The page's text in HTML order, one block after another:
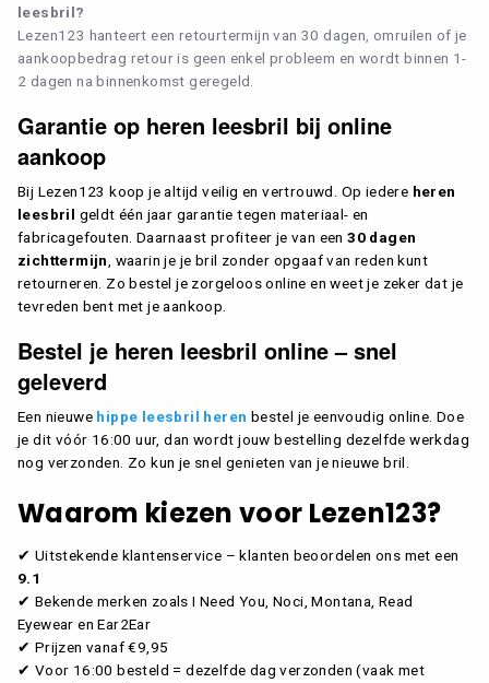
in Lezen123
leesbril?
Lezen123 hanteert een retourtermijn van 30 dagen, omruilen of je
aankoopbedrag retour is geen enkel probleem en wordt binnen 1-
2 dagen na binnenkomst geregeld.
Garantie op heren leesbril bij online
aankoop
Bij Lezen123 koop je altijd veilig en vertrouwd. Op iedere heren
leesbril geldt één jaar garantie tegen materiaal- en
fabricagefouten. Daarnaast profiteer je van een30 dagen
zichttermijn, waarin je je bril zonder opgaaf van reden kunt
retourneren. Zo bestel je zorgeloos online en weet je zeker dat je
tevreden bent met je aankoop.
Bestel je heren leesbril online – snel
geleverd
Een nieuwe hippe leesbril heren bestel je eenvoudig online. Doe
je dit vóór 16:00 uur, dan wordt jouw bestelling dezelfde werkdag
nog verzonden. Zo kun je snel genieten van je nieuwe bril.
Waarom kiezen voor Lezen123?
✔ Uitstekende klantenservice – klanten beoordelen ons met een
9.1
✔ Bekende merken zoals I Need You, Noci, Montana, Read
Eyewear en Ear2Ear
✔ Prijzen vanaf €9,95
✔ Voor 16:00 besteld = dezelfde dag verzonden (vaak met